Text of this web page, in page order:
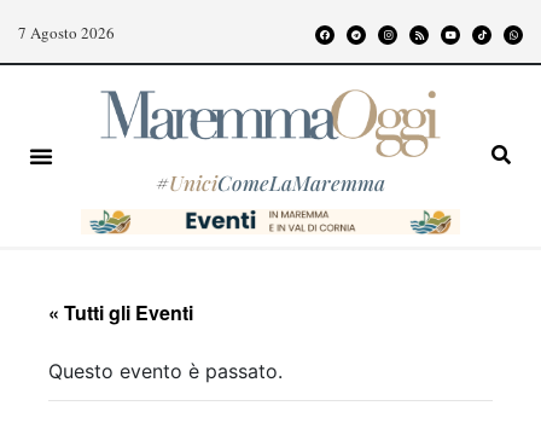
7 Agosto 2026
#UniciComeLaMaremma
« Tutti gli Eventi
Questo evento è passato.